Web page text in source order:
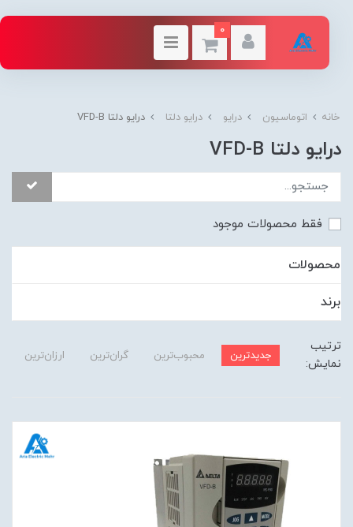
0
خانه اتوماسیون درایو درایو دلتا درایو دلتا VFD-B
درایو دلتا VFD-B
فقط محصولات موجود
محصولات
برند
ترتیب
نمایش:
جدیدترین محبوب‌ترین گران‌ترین ارزان‌ترین